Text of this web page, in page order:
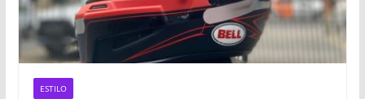
ESTILO